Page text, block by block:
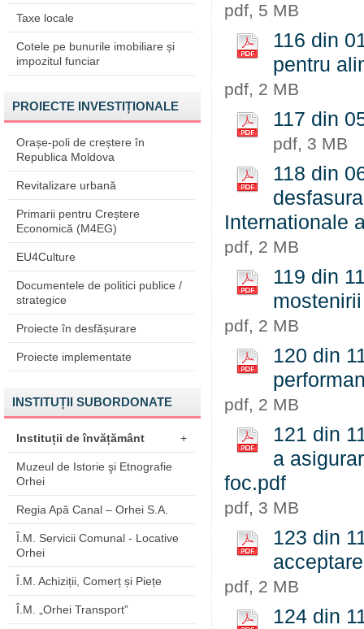
Taxe locale
Cotele pe bunurile imobiliare și
impozitul funciar
PROIECTE INVESTIȚIONALE
Orașe-poli de creștere în
Republica Moldova
Revitalizare urbană
Primarii pentru Creștere
Economică (M4EG)
EU4Culture
Documentele de politici publice /
strategice
Proiecte în desfășurare
Proiecte implementate
INSTITUȚII SUBORDONATE
Instituții de învățământ +
Muzeul de Istorie şi Etnografie
Orhei
Regia Apă Canal – Orhei S.A.
Î.M. Servicii Comunal - Locative
Orhei
Î.M. Achiziții, Comerț și Piețe
Î.M. „Orhei Transport”
pdf, 5 MB
116 din
pentru
pdf, 2 MB
117 din
pdf, 3 MB
118 din
Internationale
pdf, 2 MB
119 din
pdf, 2 MB
120 din
pdf, 2 MB
121 din
a
foc.pdf
pdf, 3 MB
123 din
pdf, 2 MB
124 din